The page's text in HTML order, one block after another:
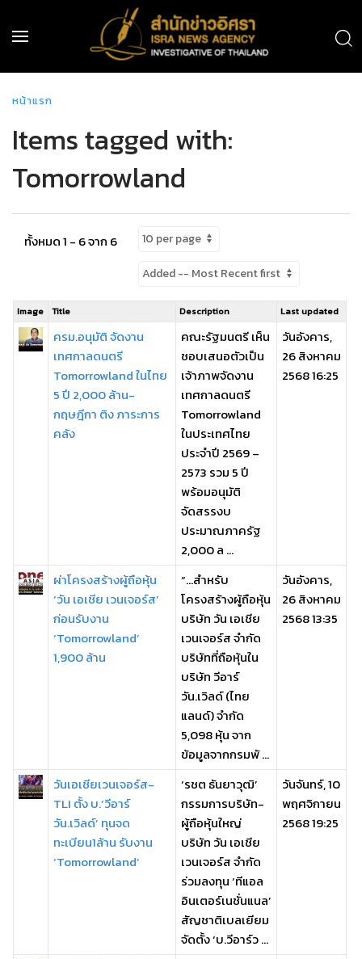
หน้าแรก
Items tagged with:
Tomorrowland
ทั้งหมด 1 - 6 จาก 6
Image Title Description Last updated
ครม.อนุมัติ จัดงาน
เทศกาลดนตรี
Tomorrowland ในไทย
5 ปี 2,000 ล้าน-
กฤษฎีกา ติง ภาระการ
คลัง
คณะรัฐมนตรี เห็น
ชอบเสนอตัวเป็น
เจ้าภาพจัดงาน
เทศกาลดนตรี
Tomorrowland
ในประเทศไทย
ประจำปี 2569 –
2573 รวม 5 ปี
พร้อมอนุมัติ
จัดสรรงบ
ประมาณภาครัฐ
2,000 ล ...
วันอังคาร,
26 สิงหาคม
2568 16:25
ผ่าโครงสร้างผู้ถือหุ้น
‘วัน เอเชีย เวนเจอร์ส’
ก่อนรับงาน
‘Tomorrowland’
1,900 ล้าน
“…สำหรับ
โครงสร้างผู้ถือหุ้น
บริษัท วัน เอเชีย
เวนเจอร์ส จำกัด
บริษัทที่ถือหุ้นใน
บริษัท วีอาร์
วัน.เวิลด์ (ไทย
แลนด์) จำกัด
5,098 หุ้น จาก
ข้อมูลจากกรมพั ...
วันอังคาร,
26 สิงหาคม
2568 13:35
วันเอเชียเวนเจอร์ส-
TLI ตั้ง บ.‘วีอาร์
วัน.เวิลด์’ ทุนจด
ทะเบียน1ล้าน รับงาน
‘Tomorrowland’
‘รชต ธันยาวุฒิ’
กรรมการบริษัท-
ผู้ถือหุ้นใหญ่
บริษัท วัน เอเชีย
เวนเจอร์ส จำกัด
ร่วมลงทุน ‘ทีแอล
อินเตอร์เนชั่นแนล’
สัญชาติเบลเยียม
จัดตั้ง ‘บ.วีอาร์ว ...
วันจันทร์, 10
พฤศจิกายน
2568 19:25